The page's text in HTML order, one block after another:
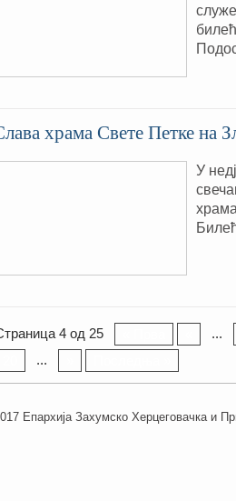
храма Свете Петке на
У
4 од 25
...
...
Епархија Захумско Херцеговачка и